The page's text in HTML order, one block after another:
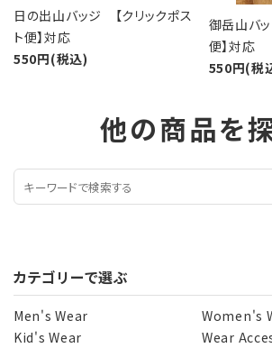
日の出山バッジ 【クリックポス
ト便】対応
550円(税込)
御岳山バ
便】対応
550円(税
他の商品を
カテゴリーで選ぶ
Men's Wear
Women's
Kid's Wear
Wear